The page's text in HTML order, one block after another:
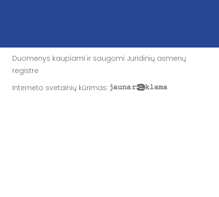
Duomenys kaupiami ir saugomi Juridinių asmenų
registre
Interneto svetainių kūrimas: